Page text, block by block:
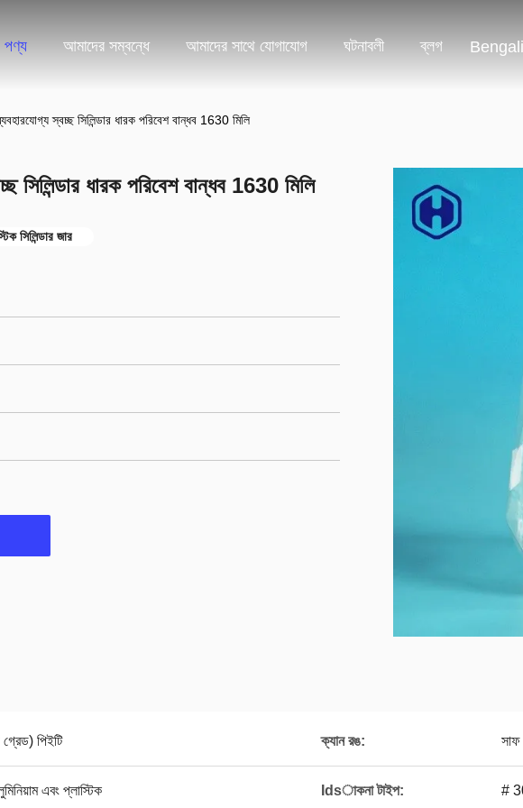
পণ্য আমাদের সম্বন্ধে আমাদের সাথে যোগাযোগ ঘটনাবলী ব্লগ Bengali
স্বচ্ছ সিলিন্ডার ধারক পরিবেশ বান্ধব 1630 মিলি
সিলিন্ডার ধারক পরিবেশ বান্ধব 1630 মিলি
সিলিন্ডার জার
পিইটি ক্যান রঙ:
এবং প্লাস্টিক Idsাকনা টাইপ: #